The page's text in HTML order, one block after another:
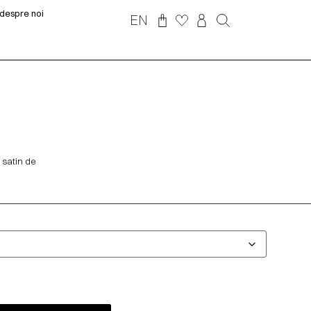
despre noi
EN
satin de